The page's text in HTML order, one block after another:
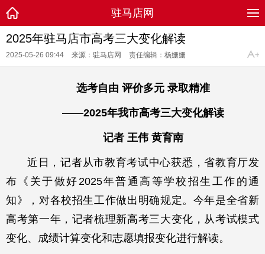
驻马店网
2025年驻马店市高考三大变化解读
2025-05-26 09:44 来源：驻马店网 责任编辑：杨姗姗
选考自由 评价多元 录取精准
——2025年我市高考三大变化解读
记者 王伟 黄育南
近日，记者从市教育考试中心获悉，省教育厅发
布《关于做好2025年普通高等学校招生工作的通
知》，对各校招生工作做出明确规定。今年是全省新
高考第一年，记者梳理新高考三大变化，从考试模式
变化、成绩计算变化和志愿填报变化进行解读。